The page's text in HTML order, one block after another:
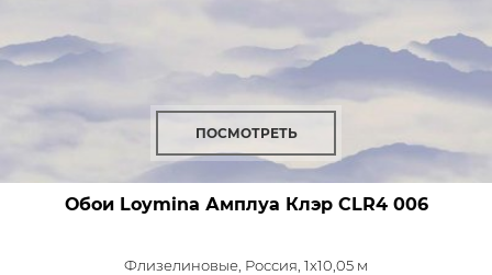
ПОСМОТРЕТЬ
Обои Loymina Амплуа КлэрCLR4 006
Флизелиновые, Россия, 1x10,05 м